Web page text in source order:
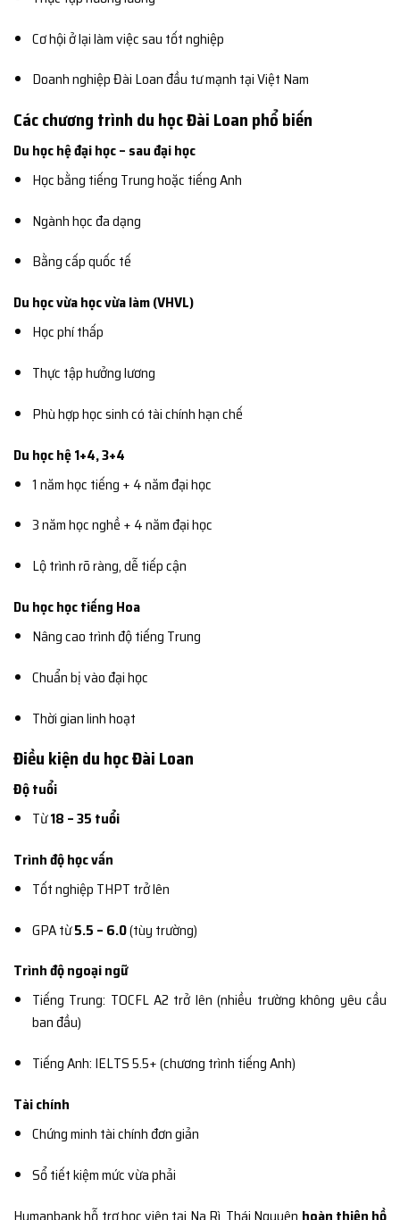
Cơ hội ở lại làm việc sau tốt nghiệp
Doanh nghiệp Đài Loan đầu tư mạnh tại Việt Nam
Các chương trình du học Đài Loan phổ biến
Du học hệ đại học – sau đại học
Học bằng tiếng Trung hoặc tiếng Anh
Ngành học đa dạng
Bằng cấp quốc tế
Du học vừa học vừa làm (VHVL)
Học phí thấp
Thực tập hưởng lương
Phù hợp học sinh có tài chính hạn chế
Du học hệ 1+4, 3+4
1 năm học tiếng + 4 năm đại học
3 năm học nghề + 4 năm đại học
Lộ trình rõ ràng, dễ tiếp cận
Du học học tiếng Hoa
Nâng cao trình độ tiếng Trung
Chuẩn bị vào đại học
Thời gian linh hoạt
Điều kiện du học Đài Loan
Độ tuổi
Từ18 – 35 tuổi
Trình độ học vấn
Tốt nghiệp THPT trở lên
GPA từ5.5 – 6.0(tùy trường)
Trình độ ngoại ngữ
Tiếng Trung: TOCFL A2 trở lên (nhiều trường không yêu cầu
ban đầu)
Tiếng Anh: IELTS 5.5+ (chương trình tiếng Anh)
Tài chính
Chứng minh tài chính đơn giản
Sổ tiết kiệm mức vừa phải